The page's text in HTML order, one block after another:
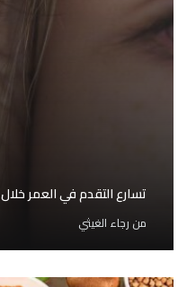
تسارع التقدم في العمر
من رجاء الغيثي